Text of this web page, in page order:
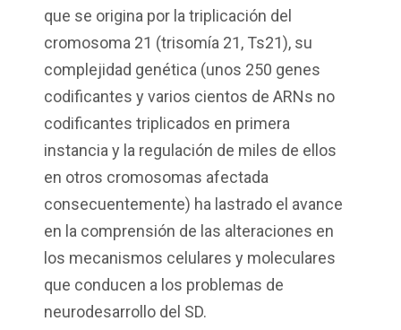
que se origina por la triplicación del
cromosoma 21 (trisomía 21, Ts21), su
complejidad genética (unos 250 genes
codificantes y varios cientos de ARNs no
codificantes triplicados en primera
instancia y la regulación de miles de ellos
en otros cromosomas afectada
consecuentemente) ha lastrado el avance
en la comprensión de las alteraciones en
los mecanismos celulares y moleculares
que conducen a los problemas de
neurodesarrollo del SD.